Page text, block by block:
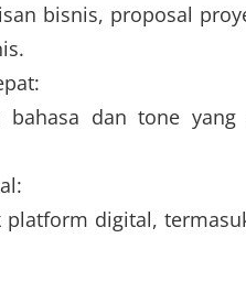
bisnis, proposal
bahasa dan tone
digital,